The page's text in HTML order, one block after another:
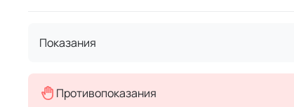
Показания
Противопоказания